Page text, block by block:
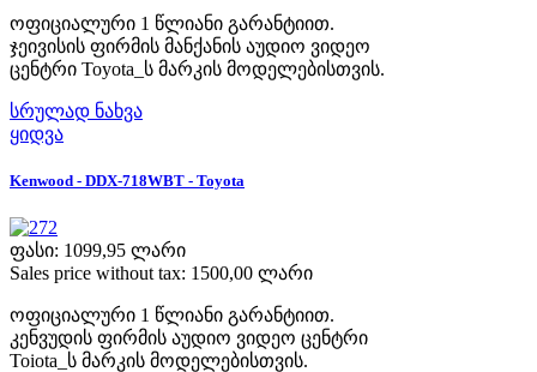
ოფიციალური 1 წლიანი გარანტიით.
ჯეივისის ფირმის მანქანის აუდიო ვიდეო
ცენტრი Toyota_ს მარკის მოდელებისთვის.
სრულად ნახვა
ყიდვა
Kenwood - DDX-718WBT - Toyota
ფასი: 1099,95 ლარი
Sales price without tax: 1500,00 ლარი
ოფიციალური 1 წლიანი გარანტიით.
კენვუდის ფირმის აუდიო ვიდეო ცენტრი
Toiota_ს მარკის მოდელებისთვის.